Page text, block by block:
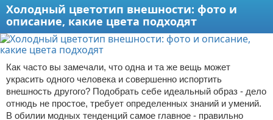
Холодный цветотип внешности: фото и
описание, какие цвета подходят
Как часто вы замечали, что одна и та же вещь может
украсить одного человека и совершенно испортить
внешность другого? Подобрать себе идеальный образ - дело
отнюдь не простое, требует определенных знаний и умений.
В обилии модных тенденций самое главное - правильно